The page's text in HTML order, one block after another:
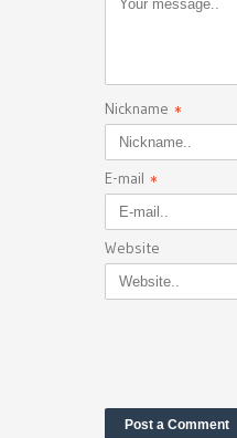
Nickname *
E-mail *
Website